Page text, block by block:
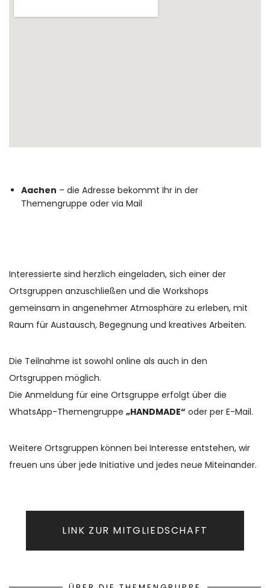
Aachen – die Adresse bekommt Ihr in der
Themengruppe oder via Mail
Interessierte sind herzlich eingeladen, sich einer der
Ortsgruppen anzuschließen und die Workshops
gemeinsam in angenehmer Atmosphäre zu erleben, mit
Raum für Austausch, Begegnung und kreatives Arbeiten.
Die Teilnahme ist sowohl online als auch in den
Ortsgruppen möglich.
Die Anmeldung für eine Ortsgruppe erfolgt über die
WhatsApp-Themengruppe „HANDMADE“ oder per E-Mail.
Weitere Ortsgruppen können bei Interesse entstehen, wir
freuen uns über jede Initiative und jedes neue Miteinander.
LINK ZUR MITGLIEDSCHAFT